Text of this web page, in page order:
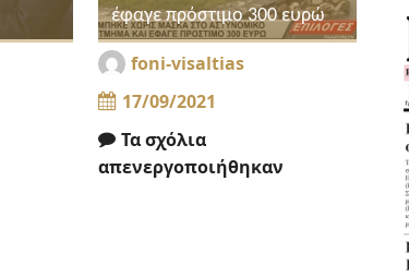
έφαγε πρόστιμο 300 ευρώ
foni-visaltias
17/09/2021
Τα σχόλια
απενεργοποιήθηκαν